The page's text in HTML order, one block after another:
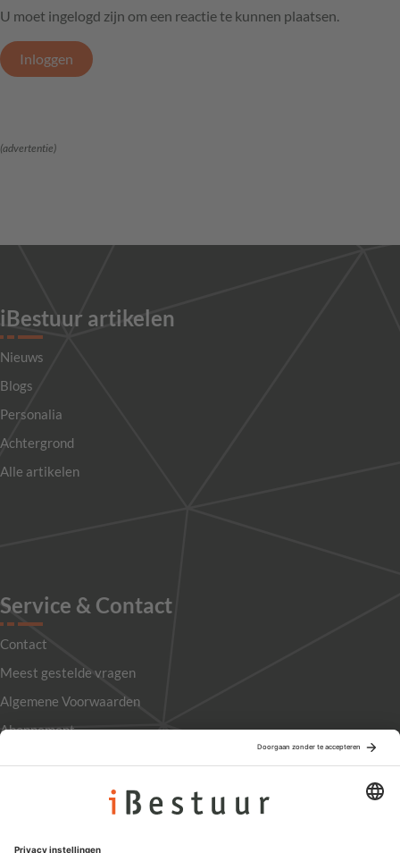
U moet ingelogd zijn om een reactie te kunnen plaatsen.
Inloggen
(advertentie)
iBestuur artikelen
Nieuws
Blogs
Personalia
Achtergrond
Alle artikelen
Service & Contact
Contact
Meest gestelde vragen
Algemene Voorwaarden
Abonnement
Privacyinstellingen